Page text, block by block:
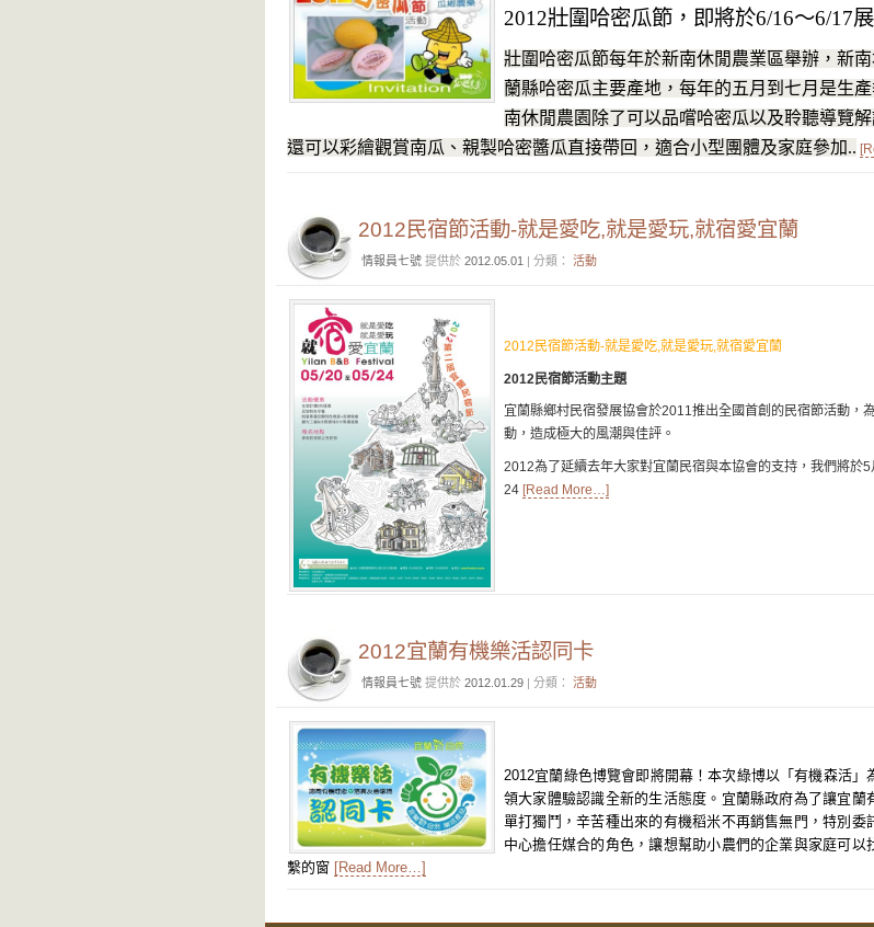
2012壯圍哈密瓜節，即將於6/16～6/17展
壯圍哈密瓜節每年於新南休閒農業區舉辦，新
蘭縣哈密瓜主要產地，每年的五月到七月是生
南休閒農園除了可以品嚐哈密瓜以及聆聽導覽解
還可以彩繪觀賞南瓜、親製哈密醬瓜直接帶回，適合小型團體及家庭參加..
2012民宿節活動-就是愛吃,就是愛玩,就宿愛宜蘭
情報員七號 提供於 2012.05.01 | 分類： 活動
2012民宿節活動-就是愛吃,就是愛玩,就宿愛宜蘭
2012 民宿節活動主題
宜蘭縣鄉村民宿發展協會於2011推出全國首創的民宿節活動，
動，造成極大的風潮與佳評。
2012為了延續去年大家對宜蘭民宿與本協會的支持，我們將於5
24 [Read More…]
2012宜蘭有機樂活認同卡
情報員七號 提供於 2012.01.29 | 分類： 活動
2012宜蘭綠色博覽會即將開幕！本次綠博以「有機森活」
領大家體驗認識全新的生活態度。宜蘭縣政府為了讓宜蘭
單打獨鬥，辛苦種出來的有機稻米不再銷售無門，特別委
中心擔任媒合的角色，讓想幫助小農們的企業與家庭可以
繫的窗 [Read More…]